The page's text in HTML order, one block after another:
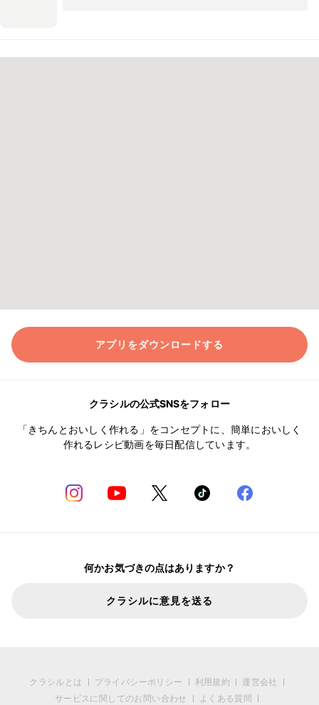
アプリをダウンロードする
クラシルの公式SNSをフォロー
「きちんとおいしく作れる」をコンセプトに、簡単においしく
作れるレシピ動画を毎日配信しています。
何かお気づきの点はありますか？
クラシルに意見を送る
クラシルとは プライバシーポリシー 利用規約
運営会社
サービスに関してのお問い合わせ
よくある質問